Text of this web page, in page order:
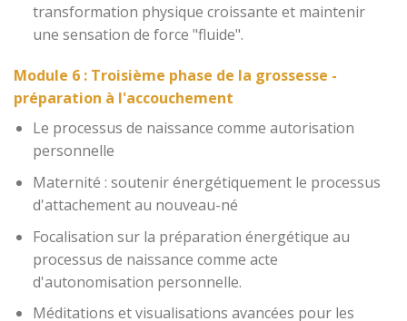
transformation physique croissante et maintenir
une sensation de force "fluide".
Module 6 : Troisième phase de la grossesse -
préparation à l'accouchement
Le processus de naissance comme autorisation
personnelle
Maternité : soutenir énergétiquement le processus
d'attachement au nouveau-né
Focalisation sur la préparation énergétique au
processus de naissance comme acte
d'autonomisation personnelle.
Méditations et visualisations avancées pour les